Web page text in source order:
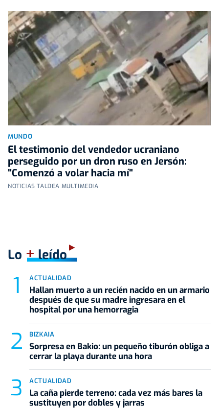
MUNDO
El testimonio del vendedor ucraniano
perseguido por un dron ruso en Jersón:
"Comenzó a volar hacia mí"
NOTICIAS TALDEA MULTIMEDIA
Lo +leído
ACTUALIDAD
Hallan muerto a un recién nacido en un armario
después de que su madre ingresara en el
hospital por una hemorragia
BIZKAIA
Sorpresa en Bakio: un pequeño tiburón obliga a
cerrar la playa durante una hora
ACTUALIDAD
La caña pierde terreno: cada vez más bares la
sustituyen por dobles y jarras